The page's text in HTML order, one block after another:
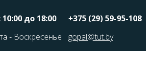
до 18:00
- Воскресенье
+375 (29) 59-95-108
gopal@tut.by